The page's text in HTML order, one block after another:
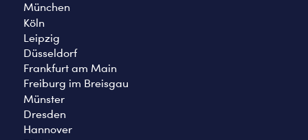
München
Köln
Leipzig
Düsseldorf
Frankfurt am Main
Freiburg im Breisgau
Münster
Dresden
Hannover